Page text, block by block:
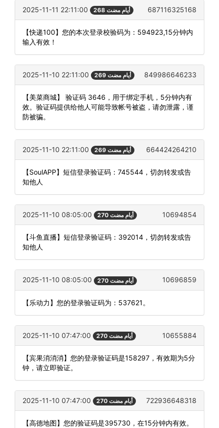
2025-11-11 22:11:00 268 أيام مضت 687116325168
【快递100】您的本次登录校验码为：594923,15分钟内
输入有效！
2025-11-10 22:11:00 269 أيام مضت 849986646233
【美菜商城】 验证码 3646，用于绑定手机，5分钟内有
效。验证码提供给他人可能导致帐号被盗，请勿泄露，谨
防被骗。
2025-11-10 22:11:00 269 أيام مضت 664424264210
【SoulAPP】短信登录验证码：745544，切勿转发或告
知他人
2025-11-10 08:05:00 270 أيام مضت 10694854
【斗鱼直播】短信登录验证码：392014，切勿转发或告
知他人
2025-11-10 08:05:00 270 أيام مضت 10696859
【乐动力】您的登录验证码为：537621。
2025-11-10 07:47:00 270 أيام مضت 10655884
【宾果消消消】您的登录验证码是158297，有效期为5分
钟，请立即验证。
2025-11-10 07:47:00 270 أيام مضت 722936648318
【高德地图】您的验证码是395730，在15分钟内有效。